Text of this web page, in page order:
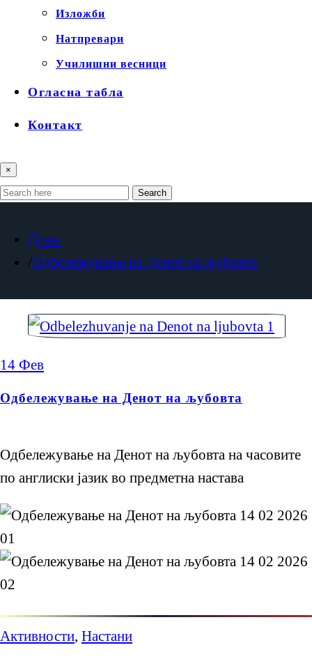
Изложби
Натпревари
Училишни весници
Огласна табла
Контакт
×
Search
Дома
Одбележување на Денот на љубовта
14 Фев
Одбележување на Денот на љубовта
Одбележување на Денот на љубовта на часовите
по англиски јазик во предметна настава
Активности, Настани